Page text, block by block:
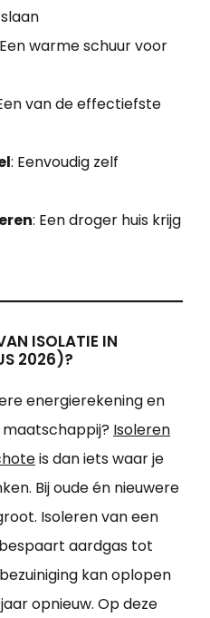
warme schuur voor
van de effectiefste
: Eenvoudig zelf
: Een droger huis krijg
ISOLATIE IN
2026)?
energierekening en
Isoleren
is dan iets waar je
Bij oude én nieuwere
Isoleren van een
bespaart aardgas tot
kan oplopen
opnieuw. Op deze